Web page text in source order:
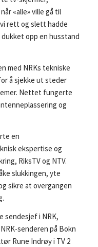
«alle» ville gå til
rett og slett hadde
opp en husstand
med NRKs tekniske
å sjekke ut steder
Nettet fungerte
og
en
ekspertise og
RiksTV og NTV.
slukkingen, yte
sikre at overgangen
sendesjef i NRK,
senderen på Bokn
Rune Indrøy i TV 2